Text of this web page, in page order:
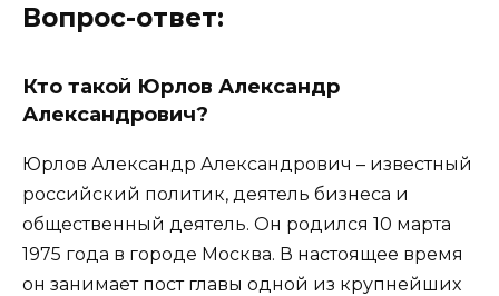
Вопрос-ответ:
Кто такой Юрлов Александр
Александрович?
Юрлов Александр Александрович – известный
российский политик, деятель бизнеса и
общественный деятель. Он родился 10 марта
1975 года в городе Москва. В настоящее время
он занимает пост главы одной из крупнейших